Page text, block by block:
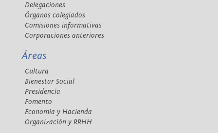
Delegaciones
Órganos colegiados
Comisiones informativas
Corporaciones anteriores
Áreas
Cultura
Bienestar Social
Presidencia
Fomento
Economía y Hacienda
Organización y RRHH